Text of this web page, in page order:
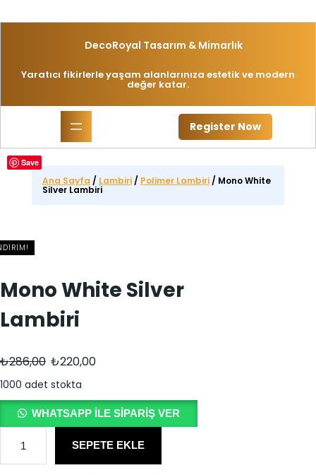
DecoRoyal Tasarım & Mimarlık
Yaratıcı fikirlerle yaşam alanlarınıza estetik ve modern
değer katar.
Register Now
Save
Ana Sayfa / Lambiri/ Polimer Lambiri/ Mono White
Silver Lambiri
Mono White Silver
Lambiri
₺286,00 O
r
i
j
n
₺220,00Ş
a
n
d
a
1000 adet stokta
WHATSAPP ILE SIPARIŞ VER
M
o
SEPETE EKLE